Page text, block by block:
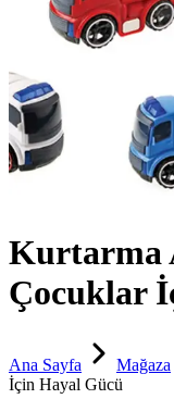
Kurtarma
Çocuklar
Ana Sayfa Mağaza
İçin Hayal Gücü